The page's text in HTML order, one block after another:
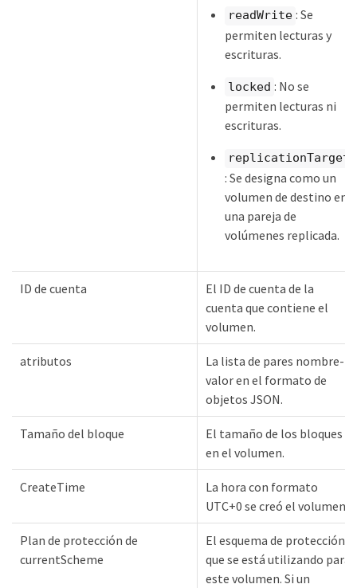
readWrite : Se
permiten lecturas y
escrituras.
locked : No se
permiten lecturas ni
escrituras.
replicationTarget
: Se designa como un
volumen de destino en
una pareja de
volúmenes replicada.
ID de cuenta
El ID de cuenta de la
cuenta que contiene el
volumen.
atributos
La lista de pares nombre-
valor en el formato de
objetos JSON.
Tamaño del bloque
El tamaño de los bloques
en el volumen.
CreateTime
La hora con formato
UTC+0 se creó el volumen.
Plan de protección de
currentScheme
El esquema de protección
que se está utilizando para
este volumen. Si un